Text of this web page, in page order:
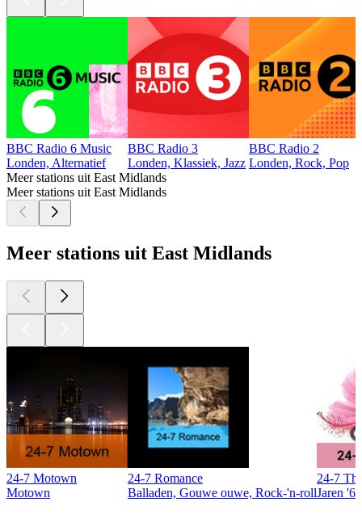
BBC Radio 6 Music
Londen, Alternatief
BBC Radio 3
Londen, Klassiek, Jazz
BBC Radio 2
Londen, Rock, Pop
Meer stations uit East Midlands
Meer stations uit East Midlands
Meer stations uit East Midlands
24-7 Motown
Motown
24-7 Romance
Balladen, Gouwe ouwe, Rock-'n-roll
24-7
Jaren '60